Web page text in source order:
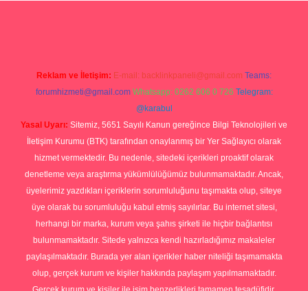
Reklam ve İletişim: E-mail: backlinkpaneli@gmail.com Teams:
forumhizmeti@gmail.com Whatsapp: 0262 606 0 726 Telegram:
@karabul
Yasal Uyarı: Sitemiz, 5651 Sayılı Kanun gereğince Bilgi Teknolojileri ve
İletişim Kurumu (BTK) tarafından onaylanmış bir Yer Sağlayıcı olarak
hizmet vermektedir. Bu nedenle, sitedeki içerikleri proaktif olarak
denetleme veya araştırma yükümlülüğümüz bulunmamaktadır. Ancak,
üyelerimiz yazdıkları içeriklerin sorumluluğunu taşımakta olup, siteye
üye olarak bu sorumluluğu kabul etmiş sayılırlar. Bu internet sitesi,
herhangi bir marka, kurum veya şahıs şirketi ile hiçbir bağlantısı
bulunmamaktadır. Sitede yalnızca kendi hazırladığımız makaleler
paylaşılmaktadır. Burada yer alan içerikler haber niteliği taşımamakta
olup, gerçek kurum ve kişiler hakkında paylaşım yapılmamaktadır.